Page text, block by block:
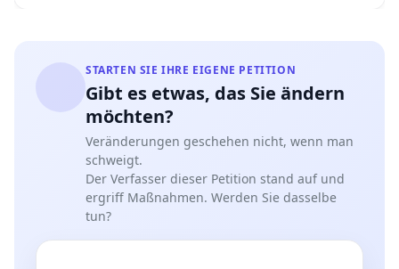
STARTEN SIE IHRE EIGENE PETITION
Gibt es etwas, das Sie ändern
möchten?
Veränderungen geschehen nicht, wenn man
schweigt.
Der Verfasser dieser Petition stand auf und
ergriff Maßnahmen. Werden Sie dasselbe
tun?